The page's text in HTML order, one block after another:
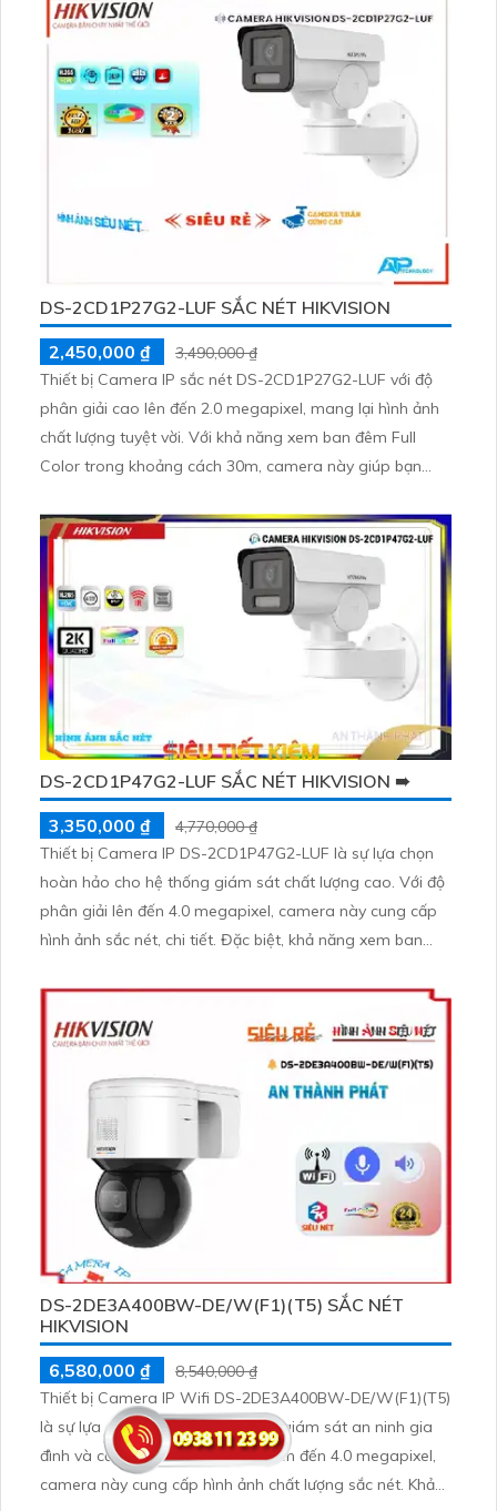
lượng
DS-2CD1P27G2-LUF SẮC NÉT HIKVISION
2,450,000 ₫
3,490,000 ₫
Thiết bị Camera IP sắc nét DS-2CD1P27G2-LUF với độ
phân giải cao lên đến 2.0 megapixel, mang lại hình ảnh
chất lượng tuyệt vời. Với khả năng xem ban đêm Full
Color trong khoảng cách 30m, camera này giúp bạn
công nghệ IP tiên tiến, camera không bị giảm chất lượng
và cho phép xem hình ảnh ban đêm như ban ngày
DS-2CD1P47G2-LUF SẮC NÉT HIKVISION ➠
3,350,000 ₫
4,770,000 ₫
Thiết bị Camera IP DS-2CD1P47G2-LUF là sự lựa chọn
hoàn hảo cho hệ thống giám sát chất lượng cao. Với độ
phân giải lên đến 4.0 megapixel, camera này cung cấp
hình ảnh sắc nét, chi tiết. Đặc biệt, khả năng xem ban
hiệu quả ngay cả khi thiếu ánh sáng
DS-2DE3A400BW-DE/W(F1)(T5) SẮC NÉT
HIKVISION
6,580,000 ₫
8,540,000 ₫
Thiết bị Camera IP Wifi DS-2DE3A400BW-DE/W(F1)(T5)
là sự lựa chọn hoàn hảo cho việc giám sát an ninh gia
đình và căn hộ. Với độ phân giải lên đến 4.0 megapixel,
camera này cung cấp hình ảnh chất lượng sắc nét. Khả